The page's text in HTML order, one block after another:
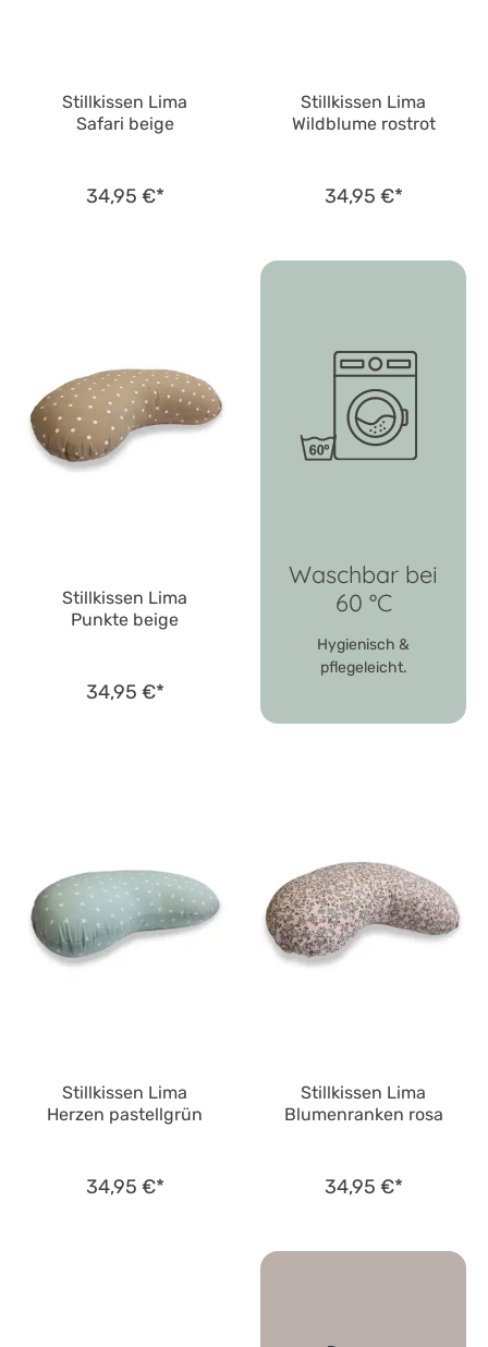
Waschbar bei
60 °C
Hygienisch &
pflegeleicht.
Stillkissen Lima
Safari beige
34,95 €*
Stillkissen Lima
Wildblume rostrot
34,95 €*
Stillkissen Lima
Punkte beige
34,95 €*
Stillkissen Lima
Herzen pastellgrün
34,95 €*
Stillkissen Lima
Blumenranken rosa
34,95 €*